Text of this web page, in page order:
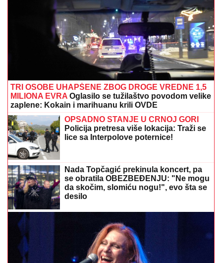
TRI OSOBE UHAPŠENE ZBOG DROGE VREDNE 1,5
MILIONA EVRA Oglasilo se tužilaštvo povodom velike
zaplene: Kokain i marihuanu krili OVDE
OPSADNO STANJE U CRNOJ GORI
Policija pretresa više lokacija: Traži se
lice sa Interpolove poternice!
Nada Topčagić prekinula koncert, pa
se obratila OBEZBEĐENJU: "Ne mogu
da skočim, slomiću nogu!", evo šta se
desilo